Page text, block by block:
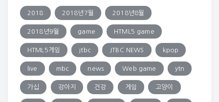
2018 2018년7월 2018년8월
2018년9월 game HTML5 game
HTML5게임 jtbc JTBC NEWS kpop
live mbc news Web game ytn
가십 강아지 건강 게임 고양이